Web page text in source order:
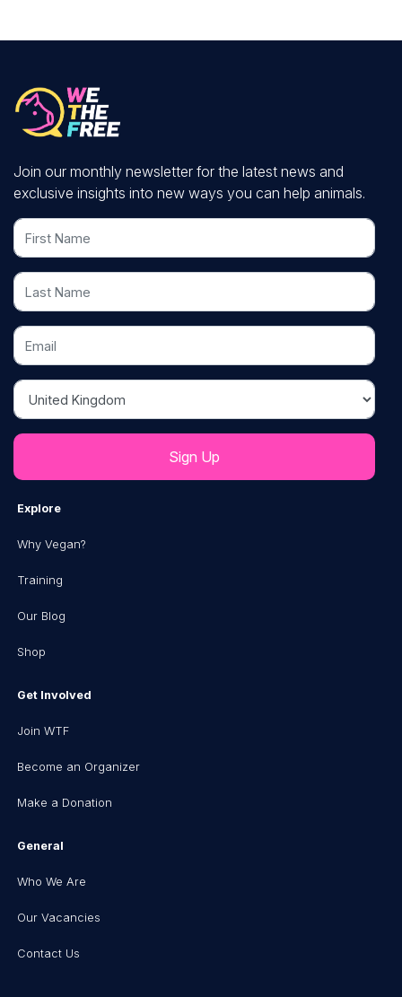
Join our monthly newsletter for the latest news and
exclusive insights into new ways you can help animals.
First Name
Last Name
Email
Country
Explore
Why Vegan?
Training
Our Blog
Shop
Get Involved
Join WTF
Become an Organizer
Make a Donation
General
Who We Are
Our Vacancies
Contact Us